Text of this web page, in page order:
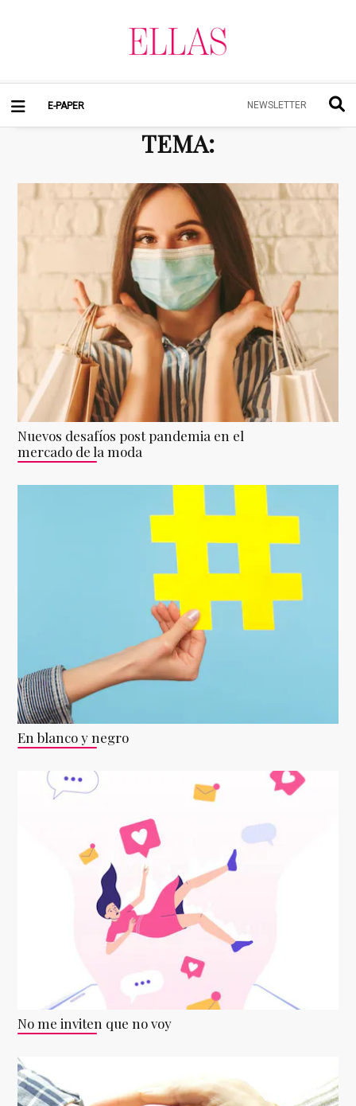
E-PAPER NEWSLETTER
TEMA:
Nuevos desafíos post pandemia en el
mercado de la moda
En blanco y negro
No me inviten que no voy